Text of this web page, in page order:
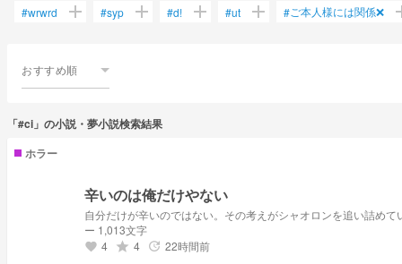
#wrwrd add #syp add #d! add #ut add #ご本人様には関係❌
おすすめ順
「#ci」の小説・夢小説検索結果
ホラー
辛いのは俺だけやない
自分だけが辛いのではない。その考えがシャオロンを追い詰めて
ー 1,013文字
favorite 4 grade 4 update 22時間前